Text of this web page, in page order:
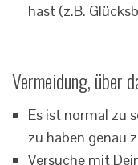
hast (z.B.
Vermeidung, über
Es ist normal zu
zu haben genau
Versuche mit